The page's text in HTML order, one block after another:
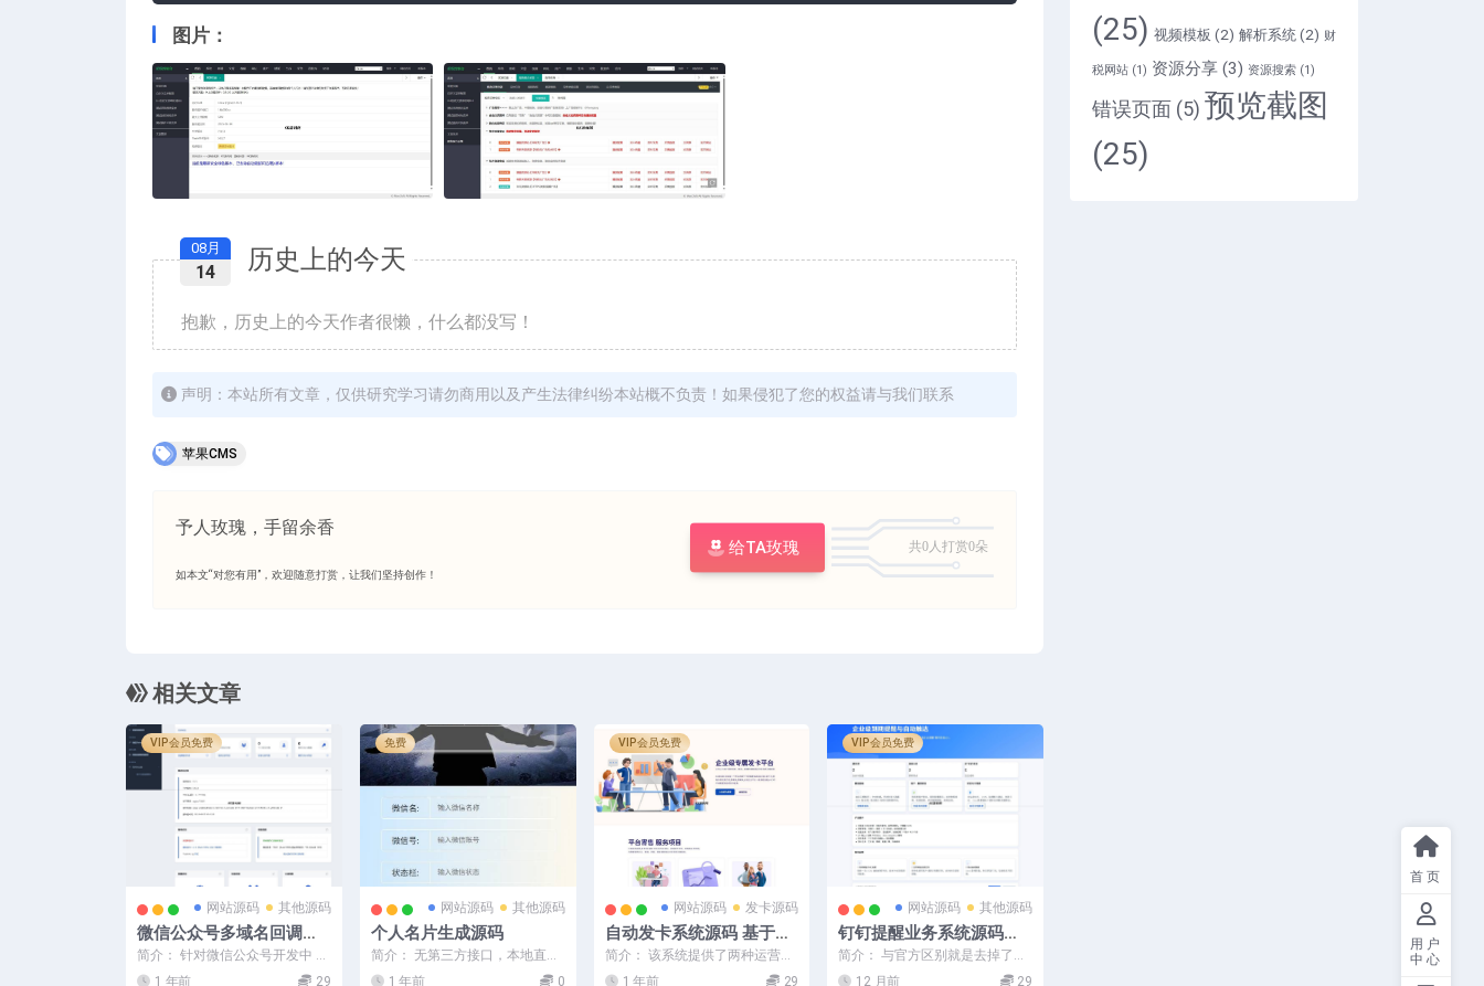
图片：
历史上的今天
08月
14
抱歉，历史上的今天作者很懒，什么都没写！
声明：本站所有文章，仅供研究学习请勿商用以及产生法律纠纷本站概不负责！如果侵犯了您的权益请与我们联系
苹果CMS
予人玫瑰，手留余香
给TA玫瑰 共0人打赏0朵
如本文“对您有用”，欢迎随意打赏，让我们坚持创作！
相关文章
VIP会员免费
网站源码 其他源码
微信公众号多域名回调系
统美化版发布
简介： 针对微信公众号开发中 仅
支持2个回调域名授权 的痛点，
1 年前 29
免费
网站源码 其他源码
个人名片生成源码
简介： 无第三方接口，本地直接
生成，可长期使用，主要用于生
1 年前 0
VIP会员免费
网站源码 发卡源码
自动发卡系统源码 基于PH
P的卡密寄售系统源码
简介： 该系统提供了两种运营模
式：自营模式和商家入驻模式。
1 年前 29
VIP会员免费
网站源码 其他源码
钉钉提醒业务系统源码，
网站定时钉钉提醒业务系
统
简介： 与官方区别就是去掉了官
方更新远程代码，没有沿用官方
12 月前 29
(25) 视频模板 (2) 解析系统 (2) 财
税网站 (1) 资源分享 (3) 资源搜索 (1)
错误页面 (5) 预览截图
(25)
首页
用户
中心